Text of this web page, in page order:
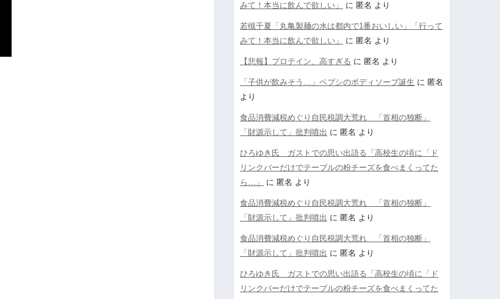
みて！本当に飲んで欲しい」
に 匿名 より
若槻千夏「丸亀製麺の水は都内で1番おいしい」「行って
みて！本当に飲んで欲しい」
に 匿名 より
【悲報】プロテイン、高すぎる に 匿名 より
「子供が飲みそう…」ペプシのボディソープ誕生 に 匿名
より
食品消費減税めぐり自民税調大荒れ 「首相の独断」
「財源示して」批判噴出 に 匿名 より
ひろゆき氏 ガストでの思い出語る「高校生の頃に「ド
リンクバーだけでテーブルの粉チーズを食べまくってた
ら…」
に 匿名 より
食品消費減税めぐり自民税調大荒れ 「首相の独断」
「財源示して」批判噴出 に 匿名 より
食品消費減税めぐり自民税調大荒れ 「首相の独断」
「財源示して」批判噴出 に 匿名 より
ひろゆき氏 ガストでの思い出語る「高校生の頃に「ド
リンクバーだけでテーブルの粉チーズを食べまくってた